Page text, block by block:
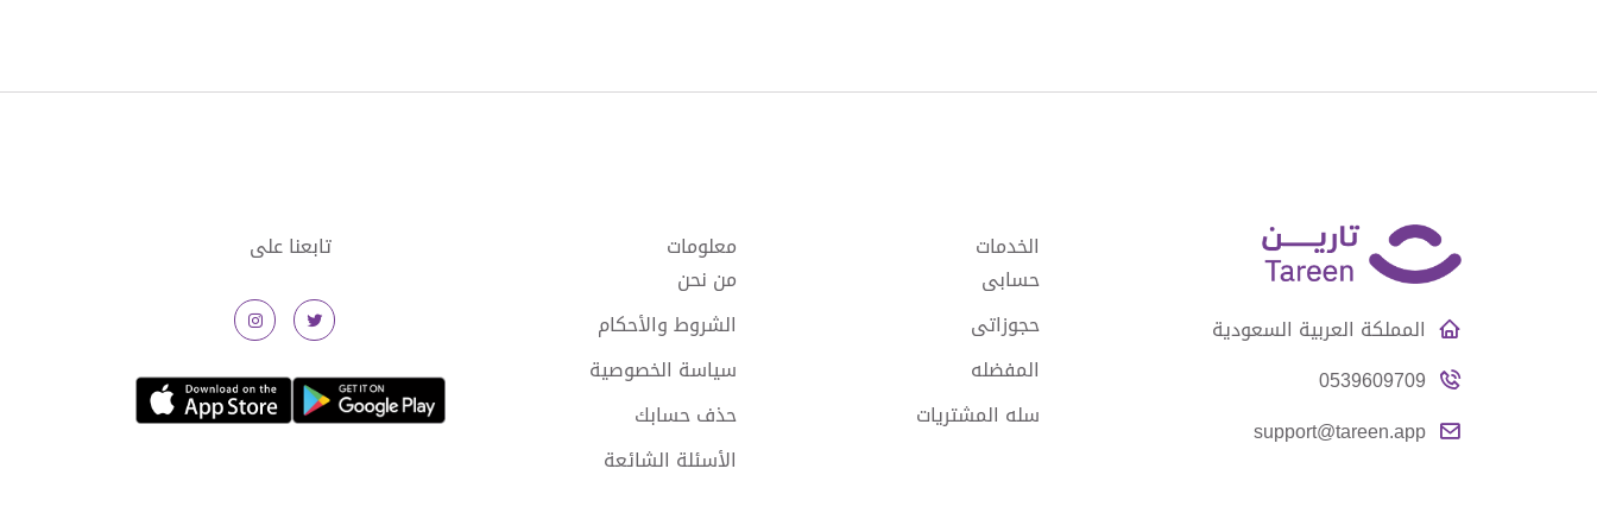
المملكة العربية السعودية
0539609709
support@tareen.app
الخدمات
حسابى
حجوزاتى
المفضله
سله المشتريات
معلومات
من نحن
الشروط والأحكام
سياسة الخصوصية
حذف حسابك
الأسئلة الشائعة
تابعنا على